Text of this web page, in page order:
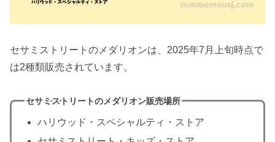
セサミストリートのメダリオンは、2025年7月上旬時点で
は2種類販売されています。
セサミストリートのメダリオン販売場所
ハリウッド・スペシャルティ・ストア